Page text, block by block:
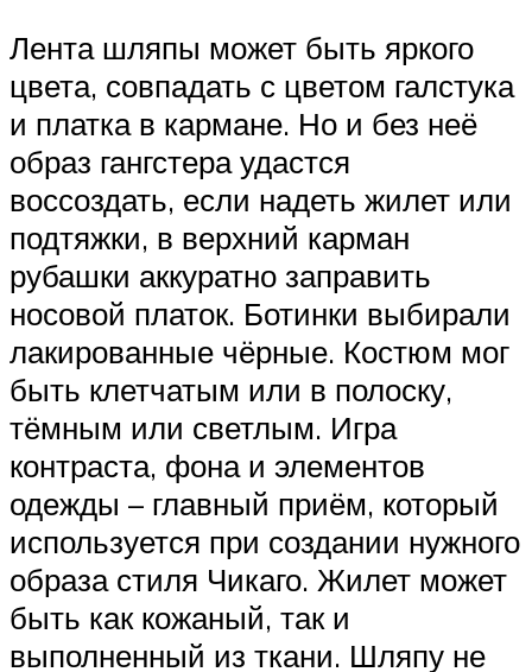
Лента шляпы может быть яркого
цвета, совпадать с цветом галстука
и платка в кармане. Но и без неё
образ гангстера удастся
воссоздать, если надеть жилет или
подтяжки, в верхний карман
рубашки аккуратно заправить
носовой платок. Ботинки выбирали
лакированные чёрные. Костюм мог
быть клетчатым или в полоску,
тёмным или светлым. Игра
контраста, фона и элементов
одежды – главный приём, который
используется при создании нужного
образа стиля Чикаго. Жилет может
быть как кожаный, так и
выполненный из ткани. Шляпу не